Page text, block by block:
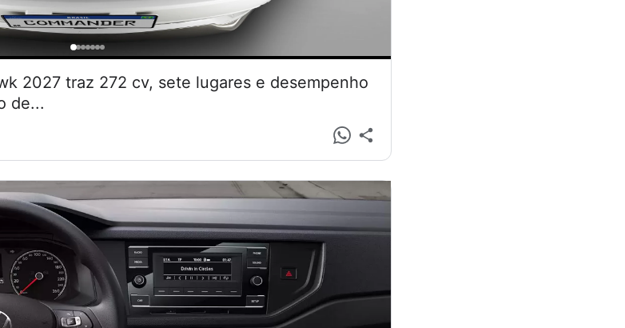
2027 traz 272 cv, sete lugares e desempenho
de...